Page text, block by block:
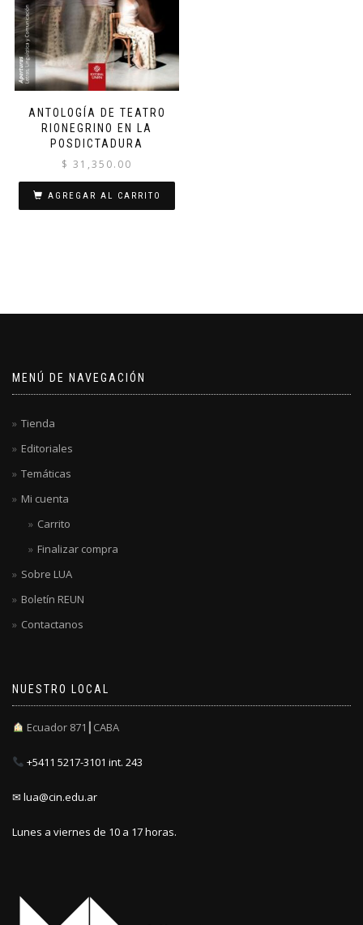
ANTOLOGÍA DE TEATRO
RIONEGRINO EN LA
POSDICTADURA
$ 31,350.00
AGREGAR AL CARRITO
MENÚ DE NAVEGACIÓN
Tienda
Editoriales
Temáticas
Mi cuenta
Carrito
Finalizar compra
Sobre LUA
Boletín REUN
Contactanos
NUESTRO LOCAL
Ecuador 871┃CABA
+5411 5217-3101 int. 243
✉ lua@cin.edu.ar
Lunes a viernes de 10 a 17 horas.